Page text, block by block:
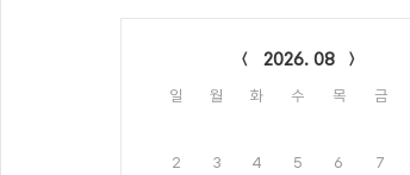
2026. 08
일 월 화 수 목 금
2
3 4 5 6 7